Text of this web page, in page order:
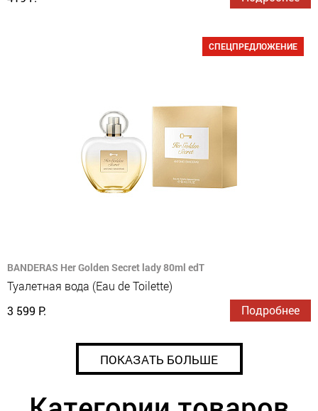
СПЕЦПРЕДЛОЖЕНИЕ
BANDERAS Her Golden Secret lady 80ml edT
Туалетная вода (Eau de Toilette)
3 599 Р.
Подробнее
ПОКАЗАТЬ БОЛЬШЕ